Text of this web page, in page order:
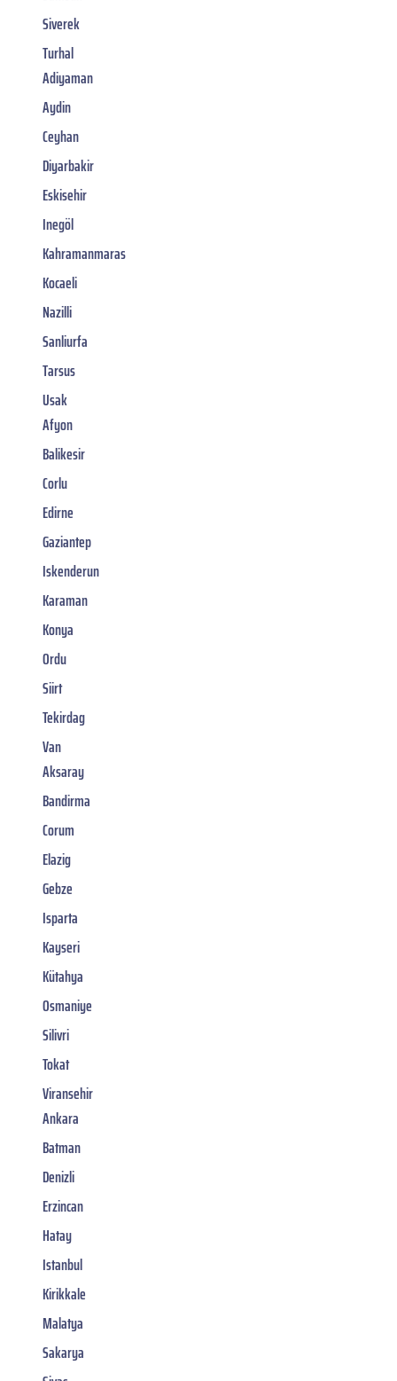
Siverek
Turhal
Adiyaman
Aydin
Ceyhan
Diyarbakir
Eskisehir
Inegöl
Kahramanmaras
Kocaeli
Nazilli
Sanliurfa
Tarsus
Usak
Afyon
Balikesir
Corlu
Edirne
Gaziantep
Iskenderun
Karaman
Konya
Ordu
Siirt
Tekirdag
Van
Aksaray
Bandirma
Corum
Elazig
Gebze
Isparta
Kayseri
Kütahya
Osmaniye
Silivri
Tokat
Viransehir
Ankara
Batman
Denizli
Erzincan
Hatay
Istanbul
Kirikkale
Malatya
Sakarya